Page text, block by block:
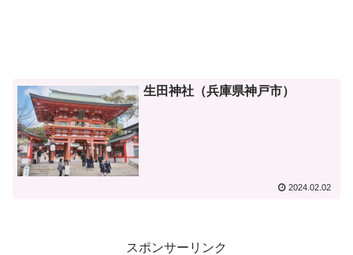
生田神社（兵庫県神戸市）
2024.02.02
スポンサーリンク